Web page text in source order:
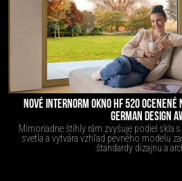
NOVÉ INTERNORM OKNO HF 520 OCENENÉ
GERMAN DESIGN
Mimoriadne štíhly rám zvyšuje podiel skla
svetla a vytvára vzhľad pevného modelu
štandardy dizajnu a